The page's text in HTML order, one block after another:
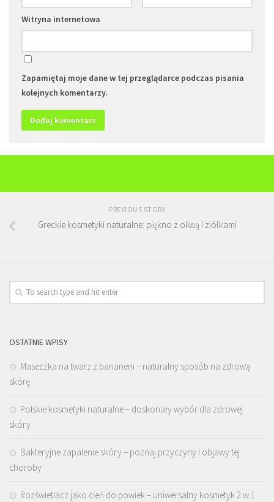
Witryna internetowa
Zapamiętaj moje dane w tej przeglądarce podczas pisania
kolejnych komentarzy.
PREVIOUS STORY
Greckie kosmetyki naturalne: piękno z oliwą i ziółkami
OSTATNIE WPISY
Maseczka na twarz z bananem – naturalny sposób na zdrową
skórę
Polskie kosmetyki naturalne – doskonały wybór dla zdrowej
skóry
Bakteryjne zapalenie skóry – poznaj przyczyny i objawy tej
choroby
Rozświetlacz jako cień do powiek – uniwersalny kosmetyk 2 w 1